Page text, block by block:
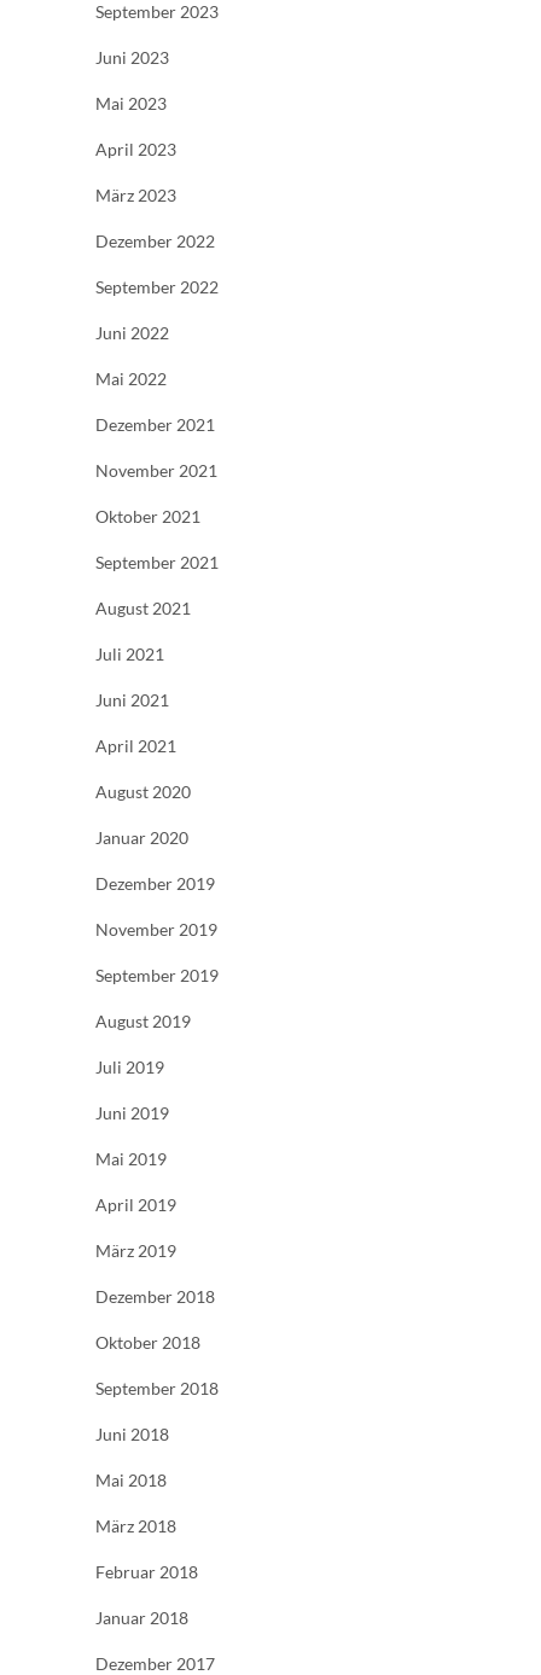
September 2023
Juni 2023
Mai 2023
April 2023
März 2023
Dezember 2022
September 2022
Juni 2022
Mai 2022
Dezember 2021
November 2021
Oktober 2021
September 2021
August 2021
Juli 2021
Juni 2021
April 2021
August 2020
Januar 2020
Dezember 2019
November 2019
September 2019
August 2019
Juli 2019
Juni 2019
Mai 2019
April 2019
März 2019
Dezember 2018
Oktober 2018
September 2018
Juni 2018
Mai 2018
März 2018
Februar 2018
Januar 2018
Dezember 2017